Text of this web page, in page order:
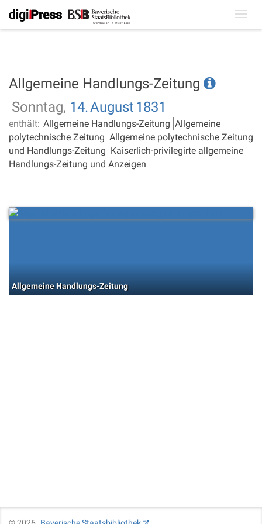
Allgemeine Handlungs-Zeitung
Sonntag, 14.August 1831
enthält: Allgemeine Handlungs-Zeitung Allgemeine
polytechnische Zeitung Allgemeine polytechnische Zeitung
und Handlungs-Zeitung Kaiserlich-privilegirte allgemeine
Handlungs-Zeitung und Anzeigen
Allgemeine Handlungs-Zeitung